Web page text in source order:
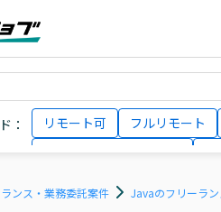
： リモート可 フルリモート
AIエンジニア
ンス・業務委託案件 Javaのフリーラ